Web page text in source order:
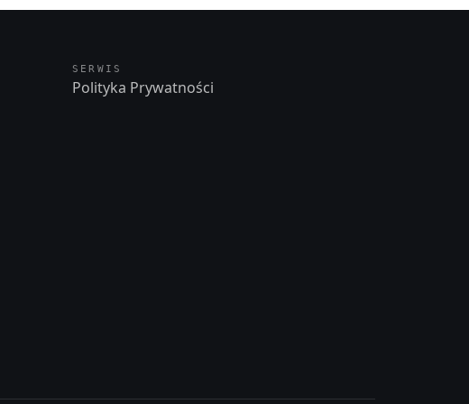
SERWIS
Polityka Prywatności